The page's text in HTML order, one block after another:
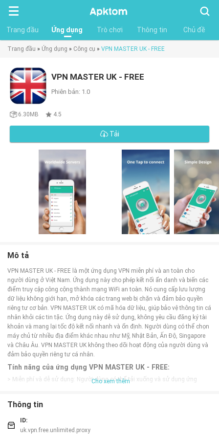
Tìm
kiếm
Trang đầu
Ứng dụng Trò chơi Thông tin Chủ đề
Trang đầu » Ứng dụng » Công cụ » VPN MASTER UK - FREE
VPN MASTER UK - FREE
Phiên bản: 1.0
6.30MB 4.5
Tải
Mô tả
VPN MASTER UK - FREE là một ứng dụng VPN miễn phí và an toàn cho
người dùng ở Việt Nam. Ứng dụng này cho phép kết nối ẩn danh và biến các
điểm truy cập công cộng thành mạng WiFi an toàn. Nó cung cấp lưu lượng
dữ liệu không giới hạn, mở khóa các trang web bị chặn và đảm bảo quyền
riêng tư cơ bản. VPN MASTER UK có mã hóa dữ liệu, giúp bảo vệ thông tin cá
nhân khỏi các tin tặc. Ứng dụng này dễ sử dụng, không yêu cầu đăng ký tài
khoản và mang lại tốc độ kết nối nhanh và ổn định. Người dùng có thể chọn
máy chủ từ nhiều địa điểm khác nhau như Mỹ, Nhật Bản, Ấn Độ, Singapore
và Châu Âu. VPN MASTER UK không theo dõi hoạt động của người dùng và
đảm bảo quyền riêng tư cá nhân.
Tính năng của ứng dụng VPN MASTER UK - FREE:
> Miễn phí và dễ sử dụng: Người dùng có thể tải xuống và sử dụng ứng
liệu, cho phép người dùng thoải mái sử dụng mà không lo lắng về việc tiêu
hao dữ liệu.
> Mạng nhanh: Ứng dụng cung cấp cho người dùng một mạng siêu nhanh
khi kết nối. Điều này cho phép người dùng truy cập vào các trang web và dịch
Cho xem thêm
Thông tin
ID:
uk.vpn.free.unlimited.proxy